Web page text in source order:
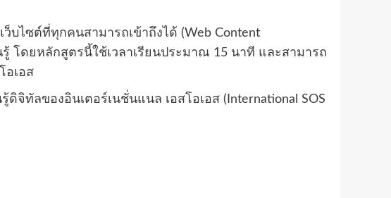
ไซต์ที่ทุกคนสามารถเข้าถึงได้ (Web Content
รู้ โดยหลักสูตรนี้ใช้เวลาเรียนประมาณ 15 นาที และสามารถ
อเอส
จิทัลของอินเตอร์เนชั่นแนล เอสโอเอส (International SOS